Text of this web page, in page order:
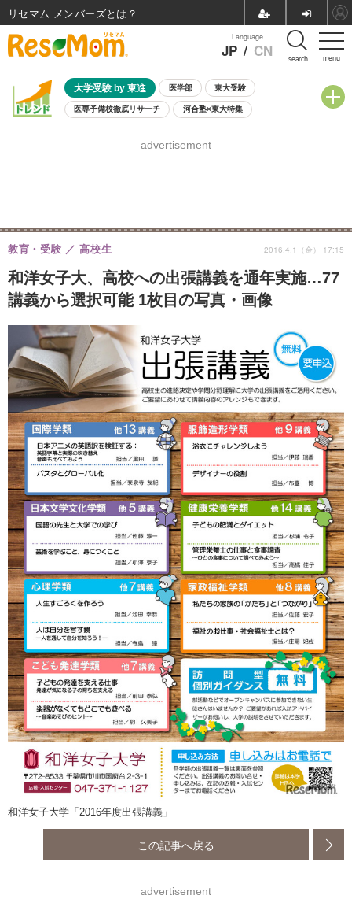
menu
Language
JP / CN search
大学受験 by 東進 医学部 東大受験
医専予備校徹底リサーチ 河合塾×東大特集
8月開催学校説明会・相談会
advertisement
和洋女子大、高校への出張講義を通年実施…77
講義から選択可能 1枚目の写真・画像
教育・受験 高校生 2016.4.1（金） 17:15
和洋女子大学「2016年度出張講義」
この記事へ戻る
advertisement
リセマム メンバーズ